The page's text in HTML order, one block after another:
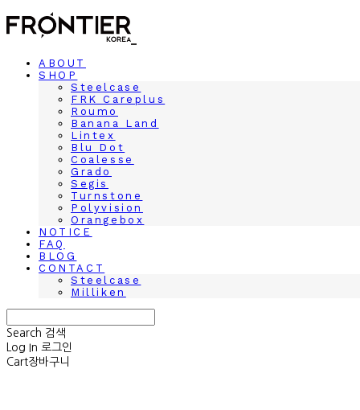
ABOUT
SHOP
Steelcase
FRK Careplus
Roumo
Banana Land
Lintex
Blu Dot
Coalesse
Grado
Segis
Turnstone
Polyvision
Orangebox
NOTICE
FAQ
BLOG
CONTACT
Steelcase
Milliken
Search 검색
Log In 로그인
Cart장바구니